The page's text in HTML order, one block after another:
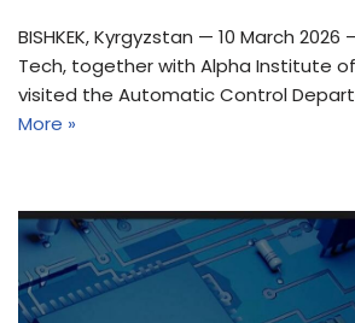
BISHKEK, Kyrgyzstan — 10 March
Tech, together with Alpha Institute
visited the Automatic Control
More »